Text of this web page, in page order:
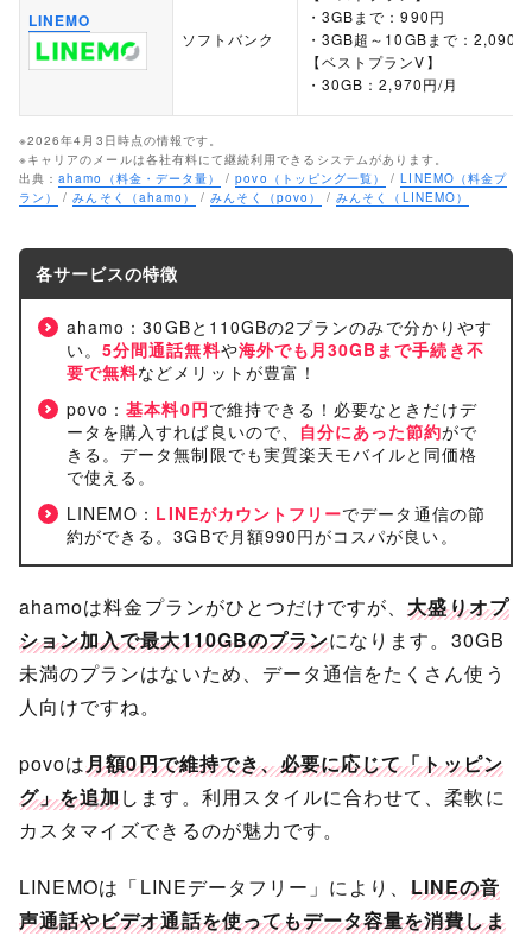
LINEMO
ソフトバンク
・3GBまで：990円
・3GB超～10GBまで：2,090円
【ベストプランV】
・30GB：2,970円/月
※2026年4月3日時点の情報です。
※キャリアのメールは各社有料にて継続利用できるシステムがあります。
出典：ahamo（料金・データ量） /povo（トッピング一覧） /LINEMO（料金プ
ラン）
/みんそく（ahamo） /みんそく（povo） /みんそく（LINEMO）
各サービスの特徴
ahamo：30GBと110GBの2プランのみで分かりやす
い。5分間通話無料や海外でも月30GBまで手続き不
要で無料などメリットが豊富！
povo：基本料0円で維持できる！必要なときだけデ
ータを購入すれば良いので、
自分にあった節約がで
きる。データ無制限でも実質楽天モバイルと同価格
で使える。
LINEMO： LINEがカウントフリーでデータ通信の節
約ができる。3GBで月額990円がコスパが良い。
ahamoは料金プランがひとつだけですが、大盛りオプ
ション加入で最大110GBのプランになります。30GB
未満のプランはないため、データ通信をたくさん使う
人向けですね。
povoは月額0円で維持でき、必要に応じて「トッピン
グ」を追加します。利用スタイルに合わせて、柔軟に
カスタマイズできるのが魅力です。
LINEMOは「LINEデータフリー」により、 LINEの音
声通話やビデオ通話を使ってもデータ容量を消費しま